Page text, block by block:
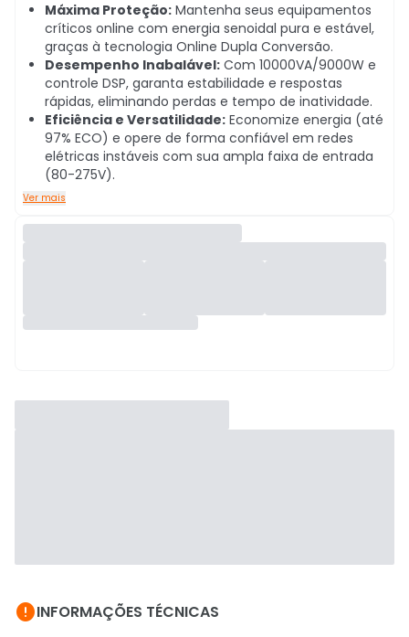
Máxima Proteção: Mantenha seus equipamentos
críticos online com energia senoidal pura e estável,
graças à tecnologia Online Dupla Conversão.
Desempenho Inabalável: Com 10000VA/9000W e
controle DSP, garanta estabilidade e respostas
rápidas, eliminando perdas e tempo de inatividade.
Eficiência e Versatilidade: Economize energia (até
97% ECO) e opere de forma confiável em redes
elétricas instáveis com sua ampla faixa de entrada
(80-275V).
Ver mais
INFORMAÇÕES TÉCNICAS